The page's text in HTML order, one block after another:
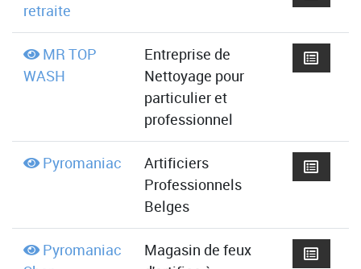
retraite
MR TOP
WASH
Entreprise de
Nettoyage pour
particulier et
professionnel
Pyromaniac
Artificiers
Professionnels
Belges
Pyromaniac
Magasin de feux